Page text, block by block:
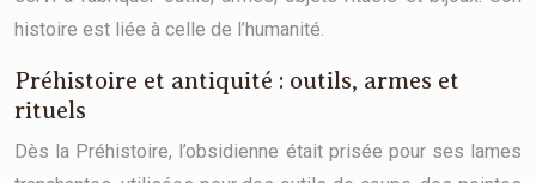
histoire est liée à celle de l’humanité.
Préhistoire et antiquité : outils, armes et
rituels
Dès la Préhistoire, l’obsidienne était prisée pour ses lames